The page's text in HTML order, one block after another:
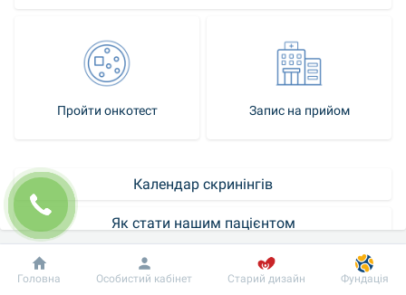
Пройти онкотест Запис на прийом
Календар скринінгів
Як стати нашим пацієнтом
Хірургічний спосіб лікування раку для деяких людей є єдиним
Добробут Інформація Пацієнту
Головна Особистий кабінет Старий дизайн Фундація